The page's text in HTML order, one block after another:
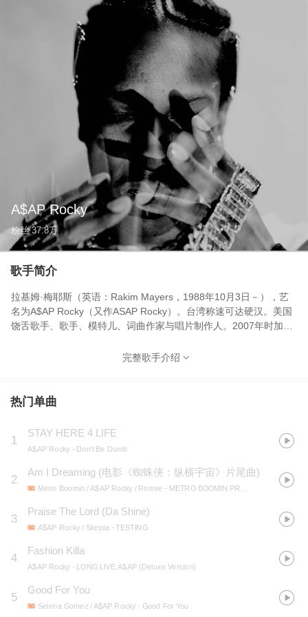
A$AP Rocky
粉丝 37.8万
歌手简介
拉基姆·梅耶斯（英语：Rakim Mayers，1988年10月3日－），艺
名为A$AP Rocky（又作ASAP Rocky）。台湾称速可达硬汉。美国
饶舌歌手、歌手、模特儿、词曲作家与唱片制作人。2007年时加入
整作品《LIVE.LOVE.A$AP》，这部作品的好评与成功使他与Polo
并在《告示牌》二百大专辑榜排名第一。 2015年，拉基姆发行了他
示牌》二百大专辑榜上排名第一 。 2018年，他发行了自己的第三
张专辑《TESTING》，这张专辑在《告示牌》二百大专辑榜上最高
完整歌手介绍
热门单曲
1
STAY HERE 4 LIFE
A$AP Rocky - Don't Be Dumb
2
Am I Dreaming (电影《蜘蛛侠：纵横宇宙》片尾曲)
Metro Boomin / A$AP Rocky / Roisee - METRO BOOMIN PRESENTS SPIDER-MAN: ACROSS THE SPIDER-VERSE (SOUNDTRACK FROM AND INSPIRED BY THE MOTION PICTURE)
3
Praise The Lord (Da Shine)
A$AP Rocky / Skepta - TESTING
4
Fashion Killa
A$AP Rocky - LONG.LIVE.A$AP (Deluxe Version)
5
Good For You
Selena Gomez / A$AP Rocky - Good For You